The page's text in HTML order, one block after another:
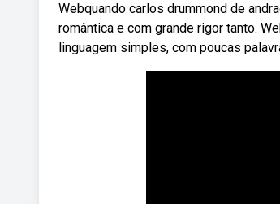
Webquando carlos drummond de
romântica e com grande rigor tanto.
linguagem simples, com poucas